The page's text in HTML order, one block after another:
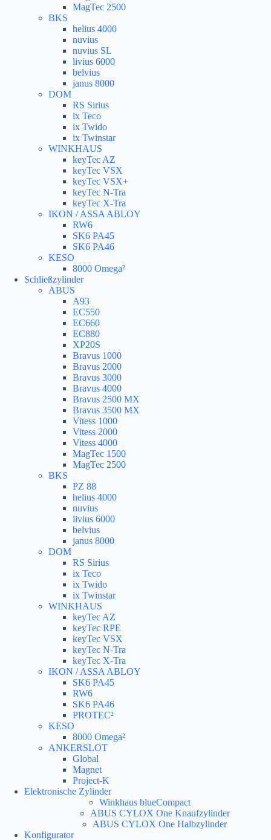
MagTec 2500
BKS
helius 4000
nuvius
nuvius SL
livius 6000
belvius
janus 8000
DOM
RS Sirius
ix Teco
ix Twido
ix Twinstar
WINKHAUS
keyTec AZ
keyTec VSX
keyTec VSX+
keyTec N-Tra
keyTec X-Tra
IKON / ASSA ABLOY
RW6
SK6 PA45
SK6 PA46
KESO
8000 Omega²
Schließzylinder
ABUS
A93
EC550
EC660
EC880
XP20S
Bravus 1000
Bravus 2000
Bravus 3000
Bravus 4000
Bravus 2500 MX
Bravus 3500 MX
Vitess 1000
Vitess 2000
Vitess 4000
MagTec 1500
MagTec 2500
BKS
PZ 88
helius 4000
nuvius
livius 6000
belvius
janus 8000
DOM
RS Sirius
ix Teco
ix Twido
ix Twinstar
WINKHAUS
keyTec AZ
keyTec RPE
keyTec VSX
keyTec N-Tra
keyTec X-Tra
IKON / ASSA ABLOY
SK6 PA45
RW6
SK6 PA46
PROTEC²
KESO
8000 Omega²
ANKERSLOT
Global
Magnet
Project-K
Elektronische Zylinder
Winkhaus blueCompact
ABUS CYLOX One Knaufzylinder
ABUS CYLOX One Halbzylinder
Konfigurator